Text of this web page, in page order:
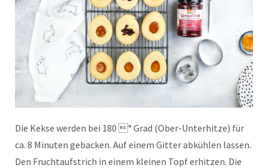
Die Kekse werden bei 180 ° Grad (Ober-Unterhitze) für
ca. 8 Minuten gebacken. Auf einem Gitter abkühlen lassen.
Den Fruchtaufstrich in einem kleinen Topf erhitzen. Die